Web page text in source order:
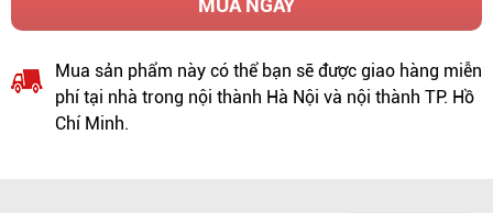
MUA NGAY
Mua sản phẩm này có thể bạn sẽ được giao hàng miễn
phí tại nhà trong nội thành Hà Nội và nội thành TP. Hồ
Chí Minh.